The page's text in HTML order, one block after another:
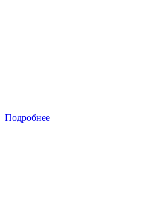
Подробнее